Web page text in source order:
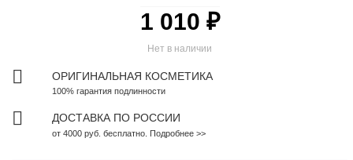
Нет в наличии
1 010 ₽
ОРИГИНАЛЬНАЯ КОСМЕТИКА
100% гарантия подлинности
ДОСТАВКА ПО РОССИИ
от 4000 руб. бесплатно. Подробнее >>